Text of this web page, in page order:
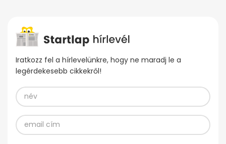
Iratkozz fel a hírlevelünkre, hogy ne maradj le a
legérdekesebb cikkekről!